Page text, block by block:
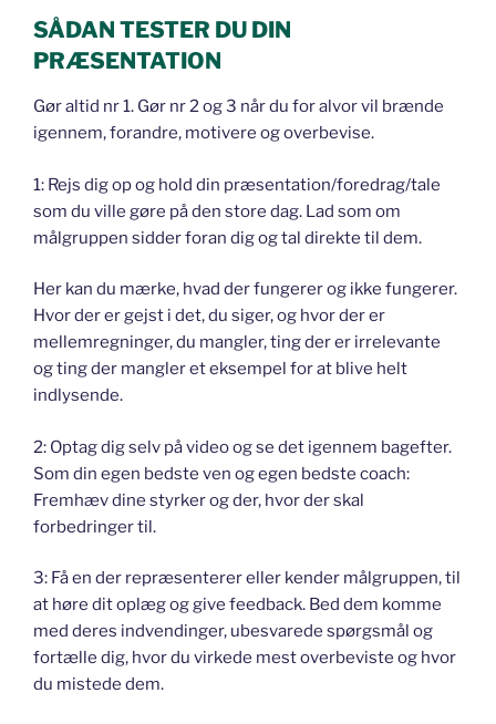
SÅDAN TESTER DU DIN
PRÆSENTATION
Gør altid nr 1. Gør nr 2 og 3 når du for alvor vil brænde
igennem, forandre, motivere og overbevise.
1: Rejs dig op og hold din præsentation/foredrag/tale
som du ville gøre på den store dag. Lad som om
målgruppen sidder foran dig og tal direkte til dem.
Her kan du mærke, hvad der fungerer og ikke fungerer.
Hvor der er gejst i det, du siger, og hvor der er
mellemregninger, du mangler, ting der er irrelevante
og ting der mangler et eksempel for at blive helt
indlysende.
2: Optag dig selv på video og se det igennem bagefter.
Som din egen bedste ven og egen bedste coach:
Fremhæv dine styrker og der, hvor der skal
forbedringer til.
3: Få en der repræsenterer eller kender målgruppen, til
at høre dit oplæg og give feedback. Bed dem komme
med deres indvendinger, ubesvarede spørgsmål og
fortælle dig, hvor du virkede mest overbeviste og hvor
du mistede dem.